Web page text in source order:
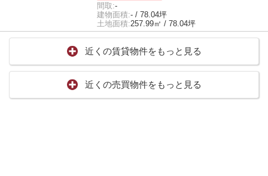
間取:-
建物面積:- / 78.04坪
土地面積:257.99㎡ / 78.04坪
近くの賃貸物件をもっと見る
近くの売買物件をもっと見る